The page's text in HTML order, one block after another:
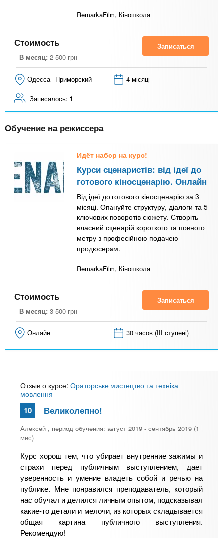
RemarkaFilm, Кіношкола
Стоимость
В месяц: 2 500 грн
Записаться
Одесса Приморский 4 місяці
Записалось: 1
Обучение на режиссера
Идёт набор на курс!
Курси сценаристів: від ідеї до
готового кіносценарію. Онлайн
Від ідеї до готового кіносценарію за 3
місяці. Опануйте структуру, діалоги та 5
ключових поворотів сюжету. Створіть
власний сценарій короткого та повного
метру з професійною подачею
продюсерам.
RemarkaFilm, Кіношкола
Стоимость
В месяц: 3 500 грн
Записаться
Онлайн 30 часов (ІІІ ступені)
Отзыв о курсе: Ораторське мистецтво та техніка
мовлення
Алексей , период обучения: август 2019 - сентябрь 2019 (1
мес)
Курс хорош тем, что убирает внутренние зажимы и
страхи перед публичным выступлением, дает
уверенность и умение владеть собой и речью на
публике. Мне понравился преподаватель, который
нас обучал и делился личным опытом, подсказывал
какие-то детали и мелочи, из которых складывается
общая картина публичного выступления.
Рекомендую!
10 Великолепно!